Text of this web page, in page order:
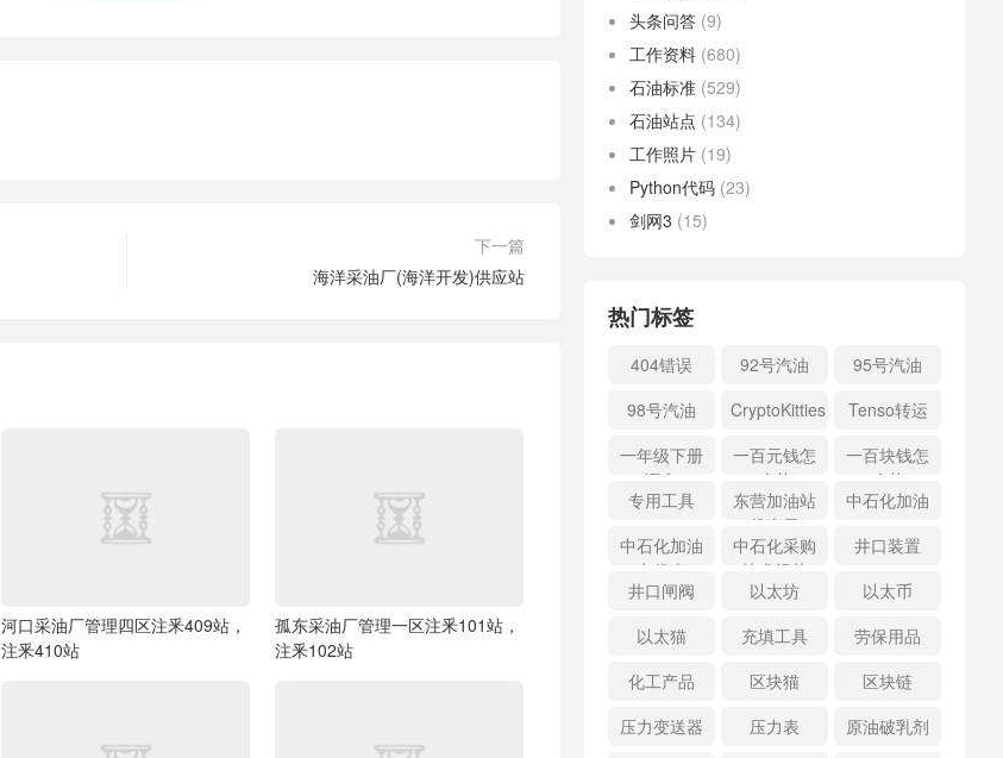
下一篇
海洋采油厂(海洋开发)供应站
河口采油厂管理四区注釆409站，
注釆410站
孤东采油厂管理一区注釆101站，
注釆102站
头条问答 (9)
工作资料 (680)
石油标准 (529)
石油站点 (134)
工作照片 (19)
Python代码 (23)
剑网3 (15)
热门标签
404错误 92号汽油
95号汽油
98号汽油
CryptoKitties
Tenso转运
一年级下册
语文
一百元钱怎
么花
一百块钱怎
么花
专用工具
东营加油站
优惠日
中石化加油
中石化加油
卡优惠
中石化采购
技术规范
井口装置
井口闸阀
以太坊
以太币
以太猫
充填工具
劳保用品
化工产品
区块猫
区块链
压力变送器
压力表
原油破乳剂